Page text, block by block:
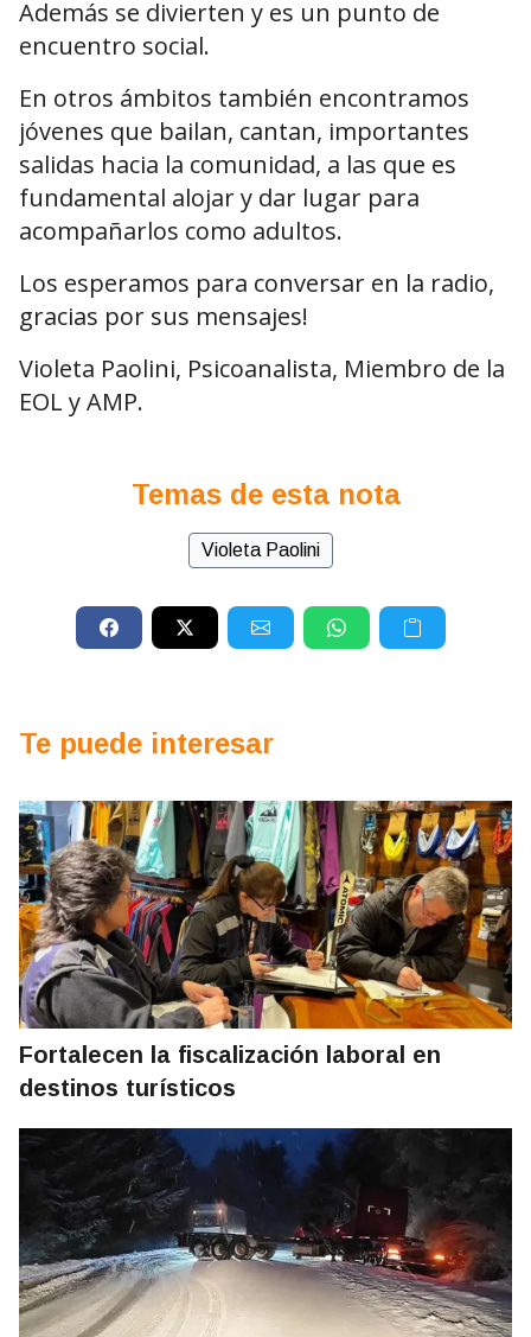
Además se divierten y es un punto de
encuentro social.
En otros ámbitos también encontramos
jóvenes que bailan, cantan, importantes
salidas hacia la comunidad, a las que es
fundamental alojar y dar lugar para
acompañarlos como adultos.
Los esperamos para conversar en la radio,
gracias por sus mensajes!
Violeta Paolini, Psicoanalista, Miembro de la
EOL y AMP.
Temas de esta nota
Violeta Paolini
Te puede interesar
Fortalecen la fiscalización laboral en
destinos turísticos